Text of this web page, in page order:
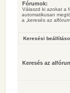
Fórumok:
Válaszd ki azokat a
automatikusan
a „keresés az
Keresési
Keresés az